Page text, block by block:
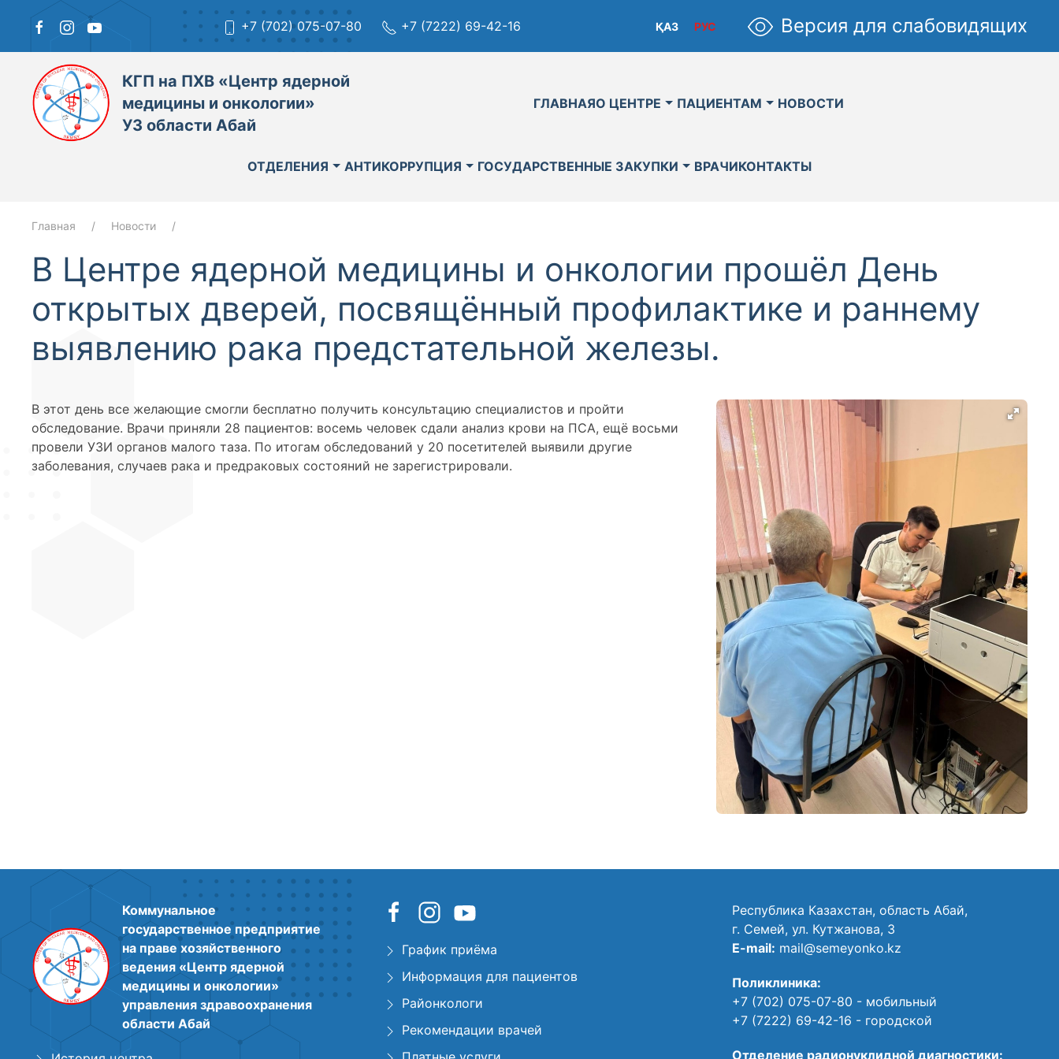
+7 (702) 075-07-80 +7 (7222) 69-42-16 РУС
ҚАЗ Версия для слабовидящих
КГП на ПХВ «Центр ядерной
медицины и онкологии»
УЗ области Абай
ГЛАВНАЯО ЦЕНТРЕ ПАЦИЕНТАМ НОВОСТИ
ОТДЕЛЕНИЯ АНТИКОРРУПЦИЯ ГОСУДАРСТВЕННЫЕ ЗАКУПКИ ВРАЧИКОНТАКТЫ
Главная Новости
В Центре ядерной медицины и онкологии прошёл День
открытых дверей, посвящённый профилактике и раннему
выявлению рака предстательной железы.
В этот день все желающие смогли бесплатно получить консультацию специалистов и пройти
обследование. Врачи приняли 28 пациентов: восемь человек сдали анализ крови на ПСА, ещё восьми
провели УЗИ органов малого таза. По итогам обследований у 20 посетителей выявили другие
заболевания, случаев рака и предраковых состояний не зарегистрировали.
Коммунальное
государственное предприятие
на праве хозяйственного
ведения «Центр ядерной
медицины и онкологии»
управления здравоохранения
области Абай
График приёма
Информация для пациентов
Районкологи
Рекомендации врачей
Республика Казахстан, область Абай,
г. Семей, ул. Кутжанова, 3
E-mail: mail@semeyonko.kz
Поликлиника:
+7 (702) 075-07-80 - мобильный
+7 (7222) 69-42-16 - городской
Отделение радионуклидной диагностики: